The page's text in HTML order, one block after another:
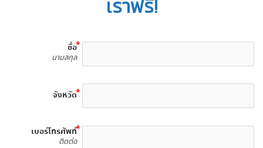
เราฟรี!
ชื่อ
นามสกุล
จังหวัด
เบอร์โทรศัพท์
ติดต่อ